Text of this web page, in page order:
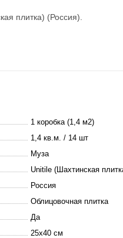
плитка) (Россия).
1 коробка (1,4 м2)
1,4 кв.м. / 14 шт
Муза
Unitile (Шахтинская
Россия
Облицовочная плитка
Да
25х40 см